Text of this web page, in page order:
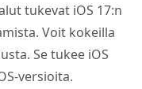
tukevat iOS 17:n
Voit kokeilla
Se tukee iOS
versioita.